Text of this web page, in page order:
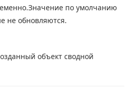
по умолчанию
не обновляются.
объект сводной